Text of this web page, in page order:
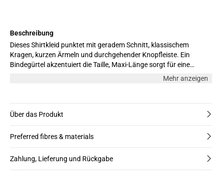
Beschreibung
Dieses Shirtkleid punktet mit geradem Schnitt, klassischem
Kragen, kurzen Ärmeln und durchgehender Knopfleiste. Ein
Bindegürtel akzentuiert die Taille, Maxi-Länge sorgt für eine
Mehr anzeigen
Über das Produkt
Preferred fibres & materials
Zahlung, Lieferung und Rückgabe